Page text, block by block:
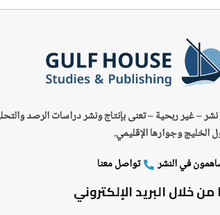
نشر – غير ربحية –تعنى بإنتاج ونشر دراسات الرصد
الخليج وجوارها الإقليمي.
في النشر تواصل معنا
خلال البريد الإلكتروني